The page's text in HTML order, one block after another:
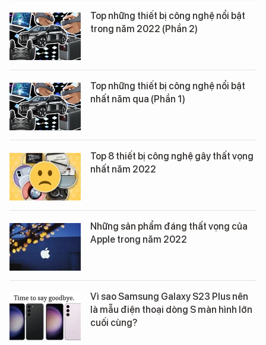
Top những thiết bị công nghệ nổi bật
trong năm 2022 (Phần 2)
Top những thiết bị công nghệ nổi bật
nhất năm qua (Phần 1)
Top 8 thiết bị công nghệ gây thất vọng
nhất năm 2022
Những sản phẩm đáng thất vọng của
Apple trong năm 2022
Vì sao Samsung Galaxy S23 Plus nên
là mẫu điện thoại dòng S màn hình lớn
cuối cùng?